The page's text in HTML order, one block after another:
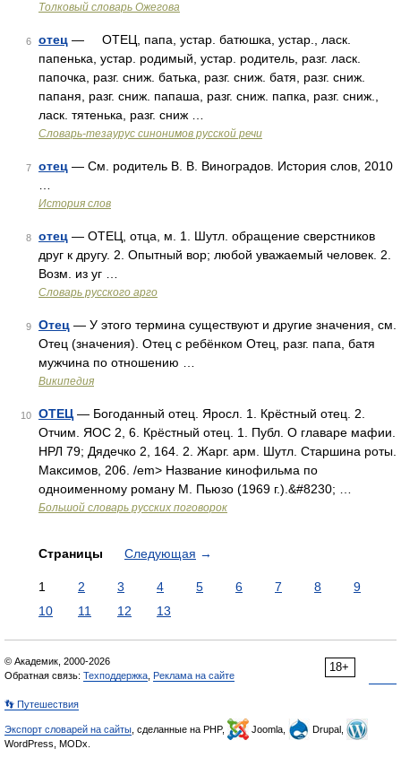
Толковый словарь Ожегова
6 отец — ОТЕЦ, папа, устар. батюшка, устар., ласк.
папенька, устар. родимый, устар. родитель, разг. ласк.
папочка, разг. сниж. батька, разг. сниж. батя, разг. сниж.
папаня, разг. сниж. папаша, разг. сниж. папка, разг. сниж.,
ласк. тятенька, разг. сниж …
Словарь-тезаурус синонимов русской речи
7 отец — См. родитель В. В. Виноградов. История слов, 2010
История слов
8 отец — ОТЕЦ, отца, м. 1. Шутл. обращение сверстников
друг к другу. 2. Опытный вор; любой уважаемый человек. 2.
Возм. из уг …
Словарь русского арго
9 Отец — У этого термина существуют и другие значения, см.
Отец (значения). Отец с ребёнком Отец, разг. папа, батя
мужчина по отношению …
Википедия
10 ОТЕЦ — Богоданный отец. Яросл. 1. Крёстный отец. 2.
Отчим. ЯОС 2, 6. Крёстный отец. 1. Публ. О главаре мафии.
НРЛ 79; Дядечко 2, 164. 2. Жарг. арм. Шутл. Старшина роты.
Максимов, 206. /em> Название кинофильма по
одноименному роману М. Пьюзо (1969 г.).&#8230; …
Большой словарь русских поговорок
Страницы Следующая →
1 2 3 4 5 6 7 8
9
10
11 12 13
18+
© Академик, 2000-2026
Обратная связь: Техподдержка Реклама на сайте
👣 Путешествия
Экспорт словарей на сайты , сделанные на PHP, Joomla,
Drupal,
WordPress, MODx.